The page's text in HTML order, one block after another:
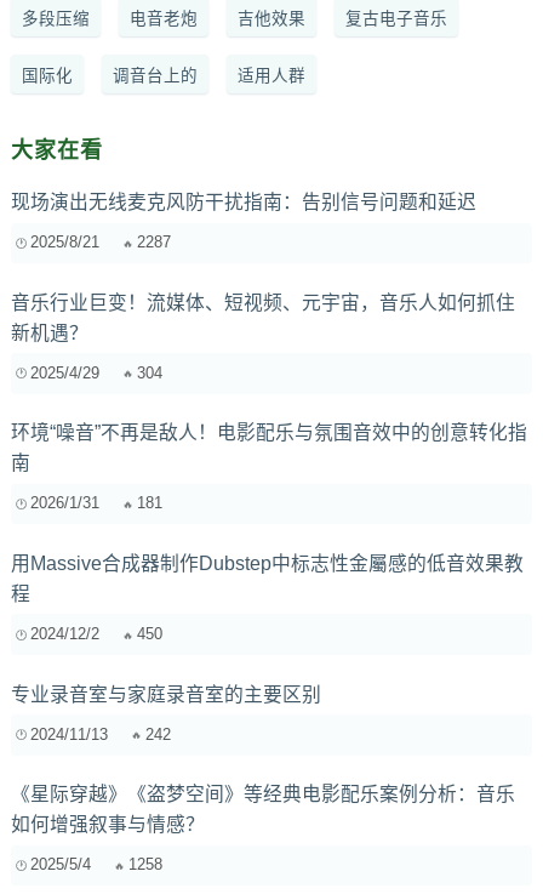
多段压缩 电音老炮 吉他效果 复古电子音乐
国际化 调音台上的 适用人群
大家在看
现场演出无线麦克风防干扰指南：告别信号问题和延迟
2025/8/21 2287
音乐行业巨变！流媒体、短视频、元宇宙，音乐人如何抓住
新机遇？
2025/4/29 304
环境“噪音”不再是敌人！电影配乐与氛围音效中的创意转化指
南
2026/1/31 181
用Massive合成器制作Dubstep中标志性金屬感的低音效果教
程
2024/12/2 450
专业录音室与家庭录音室的主要区别
2024/11/13 242
《星际穿越》《盗梦空间》等经典电影配乐案例分析：音乐
如何增强叙事与情感？
2025/5/4 1258